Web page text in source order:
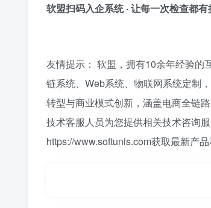
软盟扫码入企系统 · 让每一次检查都
友情提示： 软盟，拥有10余年经验的
链系统、Web系统、物联网系统定制
转型与商业模式创新，涵盖电商全链
技术客服人员为您提供相关技术咨询
https://www.softunis.com获取最新产品